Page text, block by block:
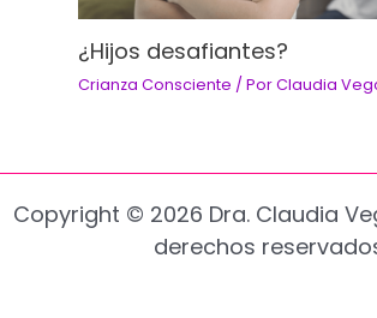
¿Hijos desafiantes?
Crianza Consciente / PorClaudia
Copyright © 2026 Dra. Claudia
derechos